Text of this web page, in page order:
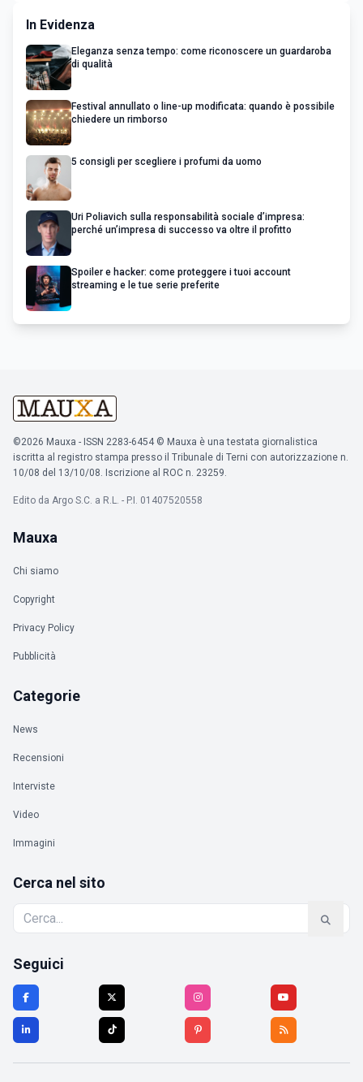
In Evidenza
Eleganza senza tempo: come riconoscere un guardaroba
di qualità
Festival annullato o line-up modificata: quando è possibile
chiedere un rimborso
5 consigli per scegliere i profumi da uomo
Uri Poliavich sulla responsabilità sociale d’impresa:
perché un’impresa di successo va oltre il profitto
Spoiler e hacker: come proteggere i tuoi account
streaming e le tue serie preferite
©2026 Mauxa - ISSN 2283-6454 © Mauxa è una testata giornalistica
iscritta al registro stampa presso il Tribunale di Terni con autorizzazione n.
10/08 del 13/10/08. Iscrizione al ROC n. 23259.
Edito da Argo S.C. a R.L. - P.I. 01407520558
Mauxa
Chi siamo
Copyright
Privacy Policy
Pubblicità
Categorie
News
Recensioni
Interviste
Video
Immagini
Cerca nel sito
Seguici